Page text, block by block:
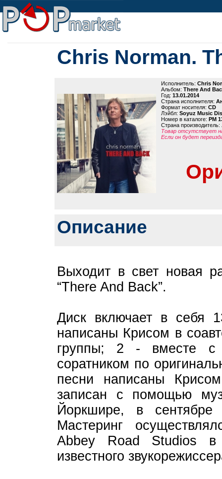
Chris Norman.
Исполнитель: Chris
Альбом: There And
Год: 13.01.2014
Страна исполнителя:
Формат носителя: CD
Лэйбл: Soyuz Music
Номер в каталоге: PM
Страна производитель:
Товар отсутствует
Если он будет
Описание
Выходит в свет новая
“There And Back”.
Диск включает в себя
написаны Крисом в
группы; 2 - вместе с
соратником по
песни написаны
записан с помощью
Йоркшире, в
Мастеринг
Abbey Road Studios
известного